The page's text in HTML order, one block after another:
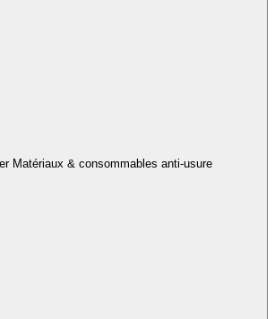
Matériaux & consommables anti-usure